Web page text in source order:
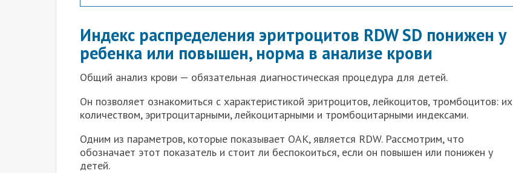
Индекс распределения эритроцитов RDW SD понижен у
ребенка или повышен, норма в анализе крови
Общий анализ крови — обязательная диагностическая процедура для детей.
Он позволяет ознакомиться с характеристикой эритроцитов, лейкоцитов, тромбоцитов: их
количеством, эритроцитарными, лейкоцитарными и тромбоцитарными индексами.
Одним из параметров, которые показывает ОАК, является RDW. Рассмотрим, что
обозначает этот показатель и стоит ли беспокоиться, если он повышен или понижен у
детей.